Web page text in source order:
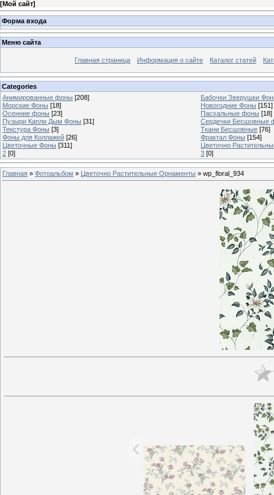
[Мой сайт]
Форма входа
Меню сайта
Главная страница Информация о сайте Каталог статей
Categories
Анимированные фоны [208]
Бабочки Зверушки
Морские Фоны [18] Новогодние Фоны [151]
Осенние фоны [23] Пасхальные фоны [18]
Пузыри Капли Дым Фоны [31]
Сердечки Бесшовные
Текстура Фоны [3] Ткани Бесшовные [76]
Фоны для Коллажей [26] Фрактал Фоны [154]
Цветочные Фоны [311]
Цветочно
2 [0] 3 [0]
Главная » Фотоальбом » Цветочно Растительные Орнаменты » wp_floral_934